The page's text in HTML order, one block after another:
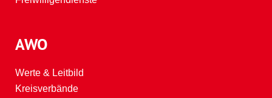
AWO
Werte & Leitbild
Kreisverbände